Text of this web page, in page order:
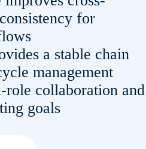
for
a stable chain
management
role collaboration and
goals